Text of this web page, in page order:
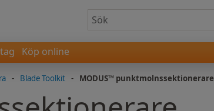
Köp online
- Blade Toolkit - MODUS™ punktmolnssektionerare